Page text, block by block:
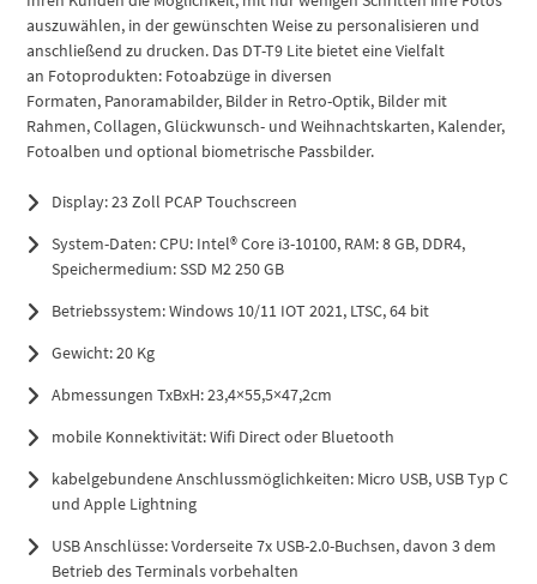
auszuwählen, in der gewünschten Weise zu personalisieren und
anschließend zu drucken. Das DT-T9 Lite bietet eine Vielfalt
an Fotoprodukten: Fotoabzüge in diversen
Formaten, Panoramabilder, Bilder in Retro-Optik, Bilder mit
Rahmen, Collagen, Glückwunsch- und Weihnachtskarten, Kalender,
Fotoalben und optional biometrische Passbilder.
Display: 23 Zoll PCAP Touchscreen
System-Daten: CPU: Intel® Core i3-10100, RAM: 8 GB, DDR4,
Speichermedium: SSD M2 250 GB
Betriebssystem: Windows 10/11 IOT 2021, LTSC, 64 bit
Gewicht: 20 Kg
Abmessungen TxBxH: 23,4×55,5×47,2cm
mobile Konnektivität: Wifi Direct oder Bluetooth
kabelgebundene Anschlussmöglichkeiten: Micro USB, USB Typ C
und Apple Lightning
USB Anschlüsse: Vorderseite 7x USB-2.0-Buchsen, davon 3 dem
Betrieb des Terminals vorbehalten